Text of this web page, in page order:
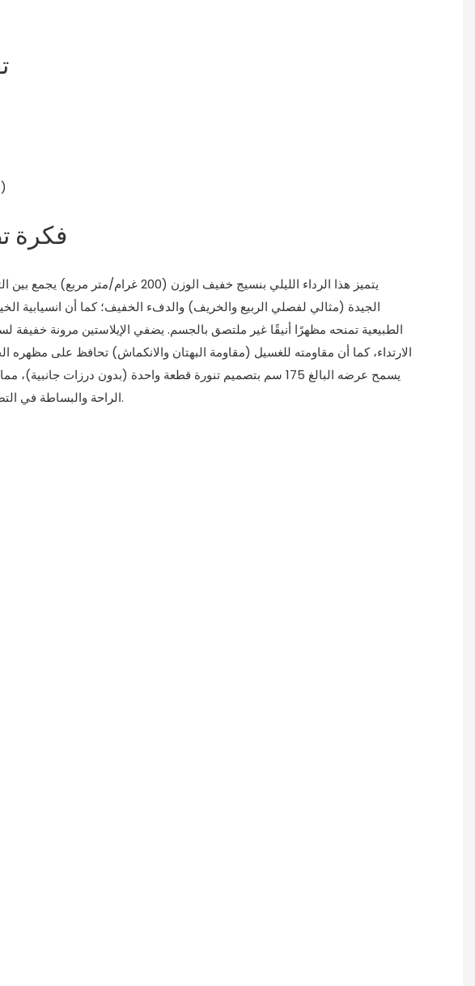
فكرة
يتميز هذا الرداء الليلي بنسيج خفيف الوزن (200 غرام/متر مربع)
الجيدة (مثالي لفصلي الربيع والخريف) والدفء الخفيف؛ كما أن انسيابية
الطبيعية تمنحه مظهرًا أنيقًا غير ملتصق بالجسم. يضفي الإيلاستين مرونة خفيفة
الارتداء، كما أن مقاومته للغسيل (مقاومة البهتان والانكماش) ​​تحافظ على مظهره
يسمح عرضه البالغ 175 سم بتصميم تنورة قطعة واحدة (بدون درزات جانبية)،
الراحة والبساطة في التصميم.